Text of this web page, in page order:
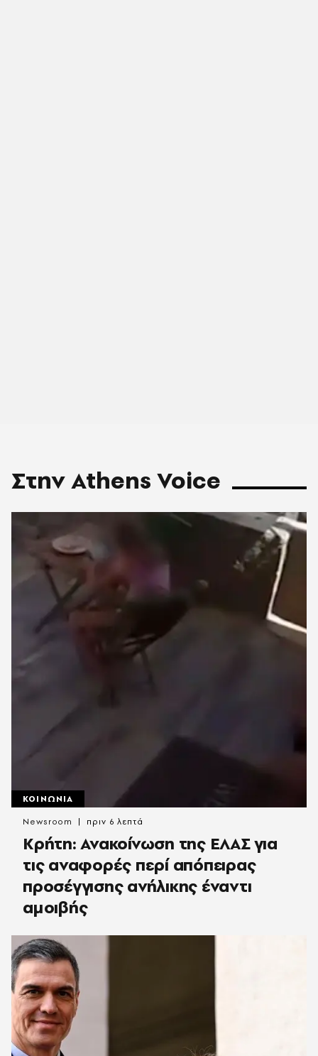
Στην Athens Voice
ΚΟΙΝΩΝΙΑ
Κρήτη: Ανακοίνωση της ΕΛΑΣ για
τις αναφορές περί απόπειρας
προσέγγισης ανήλικης έναντι
αμοιβής
Newsroom πριν 6 λεπτά